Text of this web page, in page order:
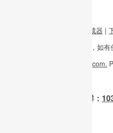
图片二维码生成器 |
多整理于互联网， 如有
W3H5.com.
OpenClaw 龙虾交流群：